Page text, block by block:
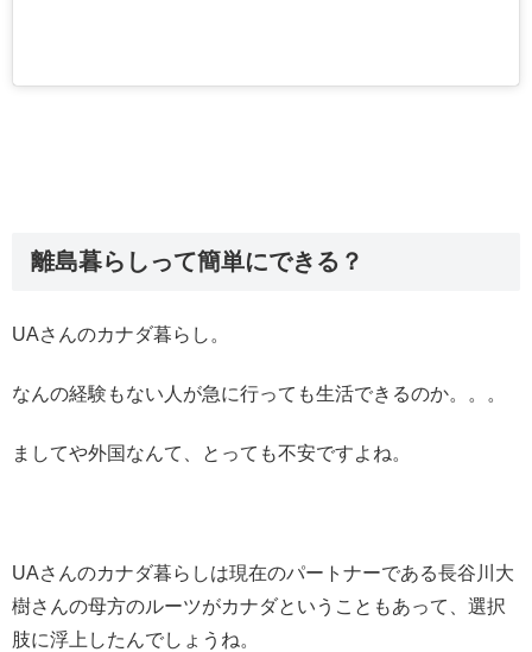
離島暮らしって簡単にできる？
UAさんのカナダ暮らし。
なんの経験もない人が急に行っても生活できるのか。。。
ましてや外国なんて、とっても不安ですよね。
UAさんのカナダ暮らしは現在のパートナーである長谷川大
樹さんの母方のルーツがカナダということもあって、選択
肢に浮上したんでしょうね。